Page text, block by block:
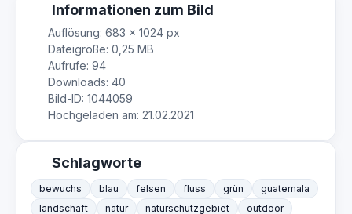
Informationen zum Bild
Auflösung: 683 × 1024 px
Dateigröße: 0,25 MB
Aufrufe: 94
Downloads: 40
Bild-ID: 1044059
Hochgeladen am: 21.02.2021
Schlagworte
bewuchs blau felsen fluss grün
guatemala
landschaft
natur naturschutzgebiet
outdoor